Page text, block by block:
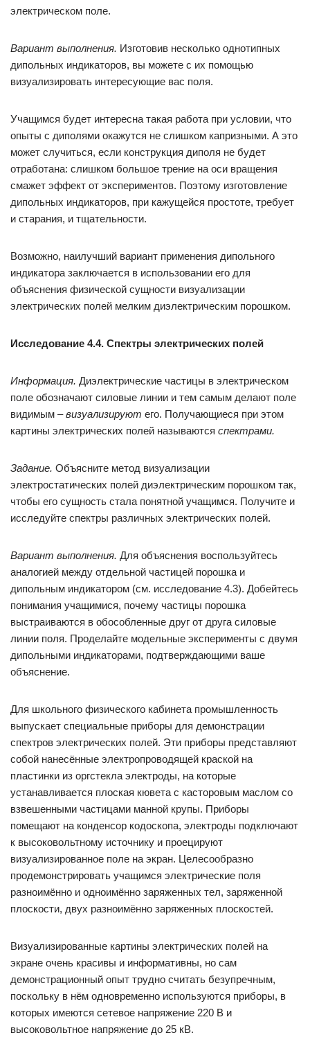
электрическом поле.
Вариант выполнения. Изготовив несколько однотипных
дипольных индикаторов, вы можете с их помощью
визуализировать интересующие вас поля.
Учащимся будет интересна такая работа при условии, что
опыты с диполями окажутся не слишком капризными. А это
может случиться, если конструкция диполя не будет
отработана: слишком большое трение на оси вращения
смажет эффект от экспериментов. Поэтому изготовление
дипольных индикаторов, при кажущейся простоте, требует
и старания, и тщательности.
Возможно, наилучший вариант применения дипольного
индикатора заключается в использовании его для
объяснения физической сущности визуализации
электрических полей мелким диэлектрическим порошком.
Исследование 4.4. Спектры электрических полей
Информация. Диэлектрические частицы в электрическом
поле обозначают силовые линии и тем самым делают поле
видимым –визуализируют его. Получающиеся при этом
картины электрических полей называются спектрами.
Задание. Объясните метод визуализации
электростатических полей диэлектрическим порошком так,
чтобы его сущность стала понятной учащимся. Получите и
исследуйте спектры различных электрических полей.
Вариант выполнения. Для объяснения воспользуйтесь
аналогией между отдельной частицей порошка и
дипольным индикатором (см. исследование 4.3). Добейтесь
понимания учащимися, почему частицы порошка
выстраиваются в обособленные друг от друга силовые
линии поля. Проделайте модельные эксперименты с двумя
дипольными индикаторами, подтверждающими ваше
объяснение.
Для школьного физического кабинета промышленность
выпускает специальные приборы для демонстрации
спектров электрических полей. Эти приборы представляют
собой нанесённые электропроводящей краской на
пластинки из оргстекла электроды, на которые
устанавливается плоская кювета с касторовым маслом со
взвешенными частицами манной крупы. Приборы
помещают на конденсор кодоскопа, электроды подключают
к высоковольтному источнику и проецируют
визуализированное поле на экран. Целесообразно
продемонстрировать учащимся электрические поля
разноимённо и одноимённо заряженных тел, заряженной
плоскости, двух разноимённо заряженных плоскостей.
Визуализированные картины электрических полей на
экране очень красивы и информативны, но сам
демонстрационный опыт трудно считать безупречным,
поскольку в нём одновременно используются приборы, в
которых имеются сетевое напряжение 220 В и
высоковольтное напряжение до 25 кВ.